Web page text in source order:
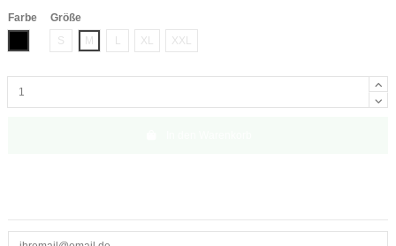
Farbe
Schwarz
Größe
S
M L XL XXL